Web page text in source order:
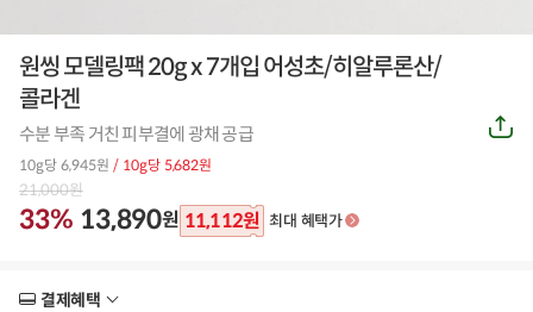
원씽 모델링팩 20g x 7개입 어성초/히알루론산/
콜라겐
수분 부족 거친 피부결에 광채 공급
10g당 6,945원 / 10g당 5,682원
21,000원
33% 13,890원 11,112원 최대 혜택가
공
유
결제혜택